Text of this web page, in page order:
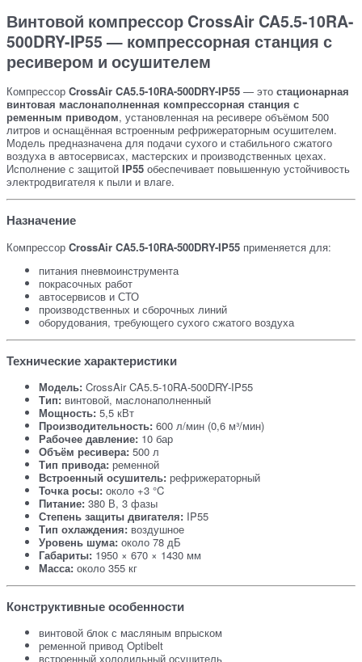
Винтовой компрессор CrossAir CA5.5-10RA-
500DRY-IP55— компрессорная станция с
ресивером и осушителем
Компрессор CrossAir CA5.5-10RA-500DRY-IP55 — это стационарная
винтовая маслонаполненная компрессорная станция с
ременным приводом, установленная на ресивере объёмом 500
литров и оснащённая встроенным рефрижераторным осушителем.
Модель предназначена для подачи сухого и стабильного сжатого
воздуха в автосервисах, мастерских и производственных цехах.
Исполнение с защитой IP55 обеспечивает повышенную устойчивость
электродвигателя к пыли и влаге.
Назначение
Компрессор CrossAir CA5.5-10RA-500DRY-IP55 применяется для:
питания пневмоинструмента
покрасочных работ
автосервисов и СТО
производственных и сборочных линий
оборудования, требующего сухого сжатого воздуха
Технические характеристики
Модель: CrossAir CA5.5-10RA-500DRY-IP55
Тип: винтовой, маслонаполненный
Мощность: 5,5 кВт
Производительность: 600 л/мин (0,6 м³/мин)
Рабочее давление: 10 бар
Объём ресивера: 500 л
Тип привода: ременной
Встроенный осушитель: рефрижераторный
Точка росы: около +3 °C
Питание: 380 В, 3 фазы
Степень защиты двигателя: IP55
Тип охлаждения: воздушное
Уровень шума: около 78 дБ
Габариты: 1950 × 670 × 1430 мм
Масса: около 355 кг
Конструктивные особенности
винтовой блок с масляным впрыском
ременной привод Optibelt
встроенный холодильный осушитель